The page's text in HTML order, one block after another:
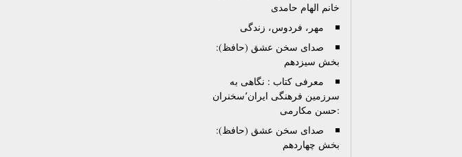
خانم الهام حامدی
مهر، فردوس، زندگی
صدای سخن عشق (حافظ):
بخش سیزدهم
معرفی کتاب : نگاهی به
سرزمین فرهنگی ایران٬سخنران
:حسن مکارمی
صدای سخن عشق (حافظ):
بخش چهاردهم